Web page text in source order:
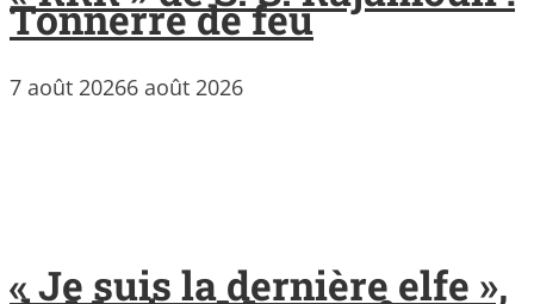
Tonnerre de feu
7 août 20266 août 2026
« Je suis la dernière elfe »,